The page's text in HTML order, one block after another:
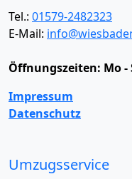
Tel.: 01579-2482323
E-Mail:
Öffnungszeiten: Mo -
Impressum
Datenschutz
Umzugsservice